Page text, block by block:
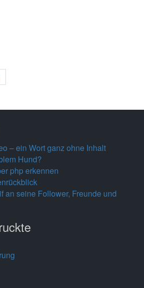
– ein Wort ganz ohne Inhalt
Hund?
php erkennen
an seine Follower, Freunde und